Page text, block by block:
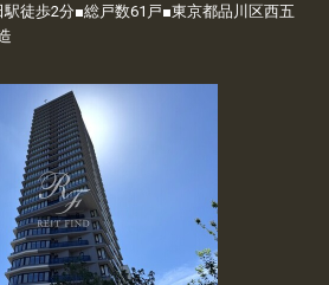
徒歩2分■総戸数61戸■東京都品川区西五